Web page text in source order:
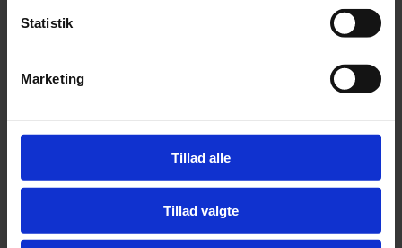
Statistik
Marketing
Tillad alle
Tillad valgte
Nordic Horses foderanvisning:
10g pr 100 kg hest
Gives som kur i 30-90 dage. Eller følg dyrlægens anvisning.
Det kan være en god ide med to årlige kure. Forår og efterår er
Bør ikke anvendes til drægtige eller diegivende hopper.
Marietidselfrø, johannesbrød, artiskok, brændenælde,
mælkebøtterod, røllike, guduchi.